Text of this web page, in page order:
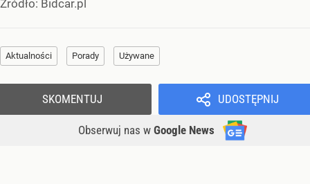
Źródło: Bidcar.pl
Aktualności Porady Używane
UDOSTĘPNIJ
Obserwuj nas w Google News
SKOMENTUJ